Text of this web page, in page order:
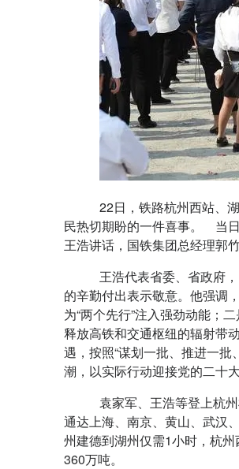
22日，铁路杭州西站、
民热切期盼的一件喜事。 当日
王浩讲话，国铁集团总经理郭
王浩代表省委、省政府
的辛勤付出表示敬意。他强调
为“两个先行”注入强劲动能；
释放高铁和交通枢纽的辐射带
遇，按照“谋划一批、推进一
潮，以实际行动迎接党的二十大
袁家军、王浩等登上杭
通达上海、南京、黄山、武汉
州建德到湖州仅需1小时，杭
360万吨。